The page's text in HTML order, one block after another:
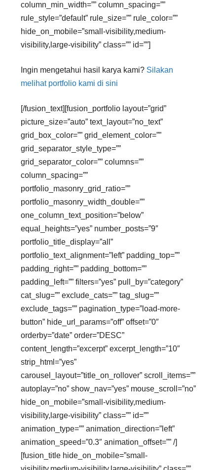
column_min_width=”” column_spacing=””
rule_style=”default” rule_size=”” rule_color=””
hide_on_mobile=”small-visibility,medium-
visibility,large-visibility” class=”” id=””]
Ingin mengetahui hasil karya kami? Silakan
melihat portfolio kami di sini
[/fusion_text][fusion_portfolio layout=”grid”
picture_size=”auto” text_layout=”no_text”
grid_box_color=”” grid_element_color=””
grid_separator_style_type=””
grid_separator_color=”” columns=””
column_spacing=””
portfolio_masonry_grid_ratio=””
portfolio_masonry_width_double=””
one_column_text_position=”below”
equal_heights=”yes” number_posts=”9″
portfolio_title_display=”all”
portfolio_text_alignment=”left” padding_top=””
padding_right=”” padding_bottom=””
padding_left=”” filters=”yes” pull_by=”category”
cat_slug=”” exclude_cats=”” tag_slug=””
exclude_tags=”” pagination_type=”load-more-
button” hide_url_params=”off” offset=”0″
orderby=”date” order=”DESC”
content_length=”excerpt” excerpt_length=”10″
strip_html=”yes”
carousel_layout=”title_on_rollover” scroll_items=””
autoplay=”no” show_nav=”yes” mouse_scroll=”no”
hide_on_mobile=”small-visibility,medium-
visibility,large-visibility” class=”” id=””
animation_type=”” animation_direction=”left”
animation_speed=”0.3″ animation_offset=”” /]
[fusion_title hide_on_mobile=”small-